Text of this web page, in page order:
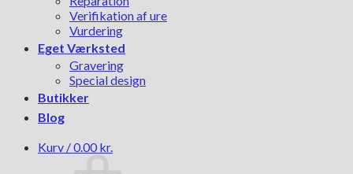
Verifikation af ure
Vurdering
Eget Værksted
Gravering
Special design
Butikker
Blog
Kurv /0.00 kr.